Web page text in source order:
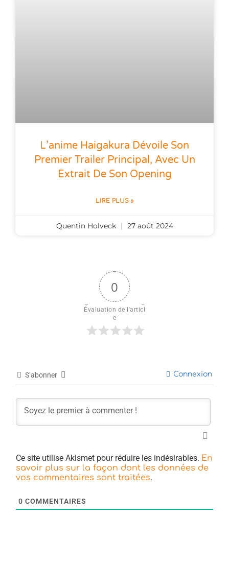
L’anime Haigakura Dévoile Son
Premier Trailer Principal, Avec Un
Extrait De Son Opening
LIRE PLUS »
Quentin Holveck 27 août 2024
0
Évaluation de l'articl
e
S’abonner Connexion
Ce site utilise Akismet pour réduire les indésirables. En
savoir plus sur la façon dont les données de
vos commentaires sont traitées.
0 COMMENTAIRES